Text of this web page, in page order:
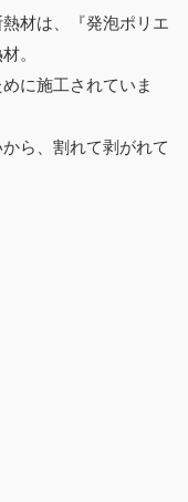
材は、『発泡ポリエ
。
に施工されていま
ら、割れて剥がれて